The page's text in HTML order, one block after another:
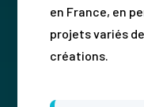
en France, en
projets variés
créations.